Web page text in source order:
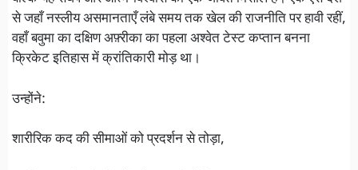
से जहाँ नस्लीय असमानताएँ लंबे समय तक खेल की राजनीति पर हावी रहीं,
वहाँ बवुमा का दक्षिण अफ़्रीका का पहला अश्वेत टेस्ट कप्तान बनना
क्रिकेट इतिहास में क्रांतिकारी मोड़ था।
उन्होंने:
शारीरिक कद की सीमाओं को प्रदर्शन से तोड़ा,